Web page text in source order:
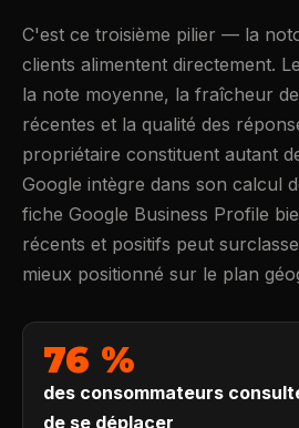
C'est ce troisième pilier — la
clients alimentent directement.
la note moyenne, la fraîcheur
récentes et la qualité des
propriétaire constituent autant
Google intègre dans son calcul
fiche Google Business Profile
récents et positifs peut
mieux positionné sur le plan
76 %
des consommateurs
de se déplacer